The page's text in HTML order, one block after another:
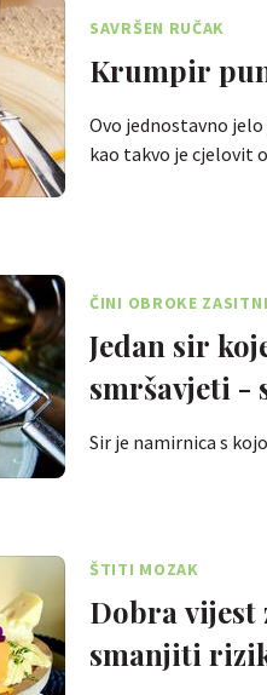
SAVRŠEN RUČAK
Krumpir
Ovo jednostavno
kao takvo je cjelovit
ČINI OBROKE
Jedan sir
smršavjeti -
Sir je namirnica s
ŠTITI MOZAK
Dobra vijest
smanjiti